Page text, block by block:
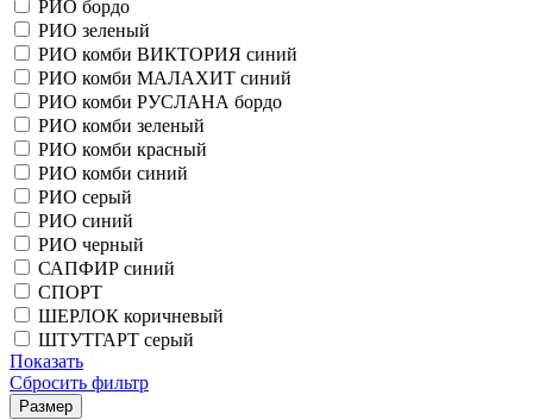
РИО бордо
РИО зеленый
РИО комби ВИКТОРИЯ синий
РИО комби МАЛАХИТ синий
РИО комби РУСЛАНА бордо
РИО комби зеленый
РИО комби красный
РИО комби синий
РИО серый
РИО синий
РИО черный
САПФИР синий
СПОРТ
ШЕРЛОК коричневый
ШТУТГАРТ серый
Показать
Сбросить фильтр
Размер